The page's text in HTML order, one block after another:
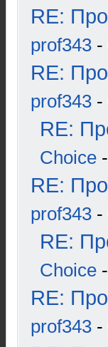
RE:
prof343 -
RE:
prof343 -
RE:
Choice
RE:
prof343 -
RE:
Choice
RE:
prof343 -